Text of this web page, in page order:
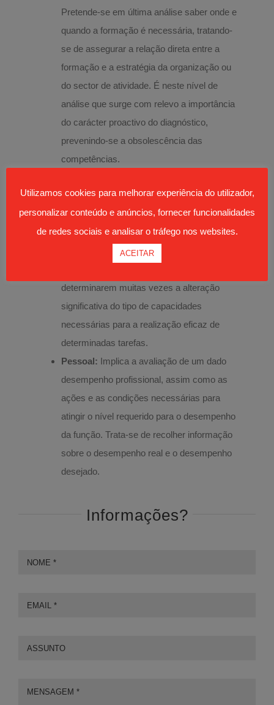
Pretende-se em última análise saber onde e
quando a formação é necessária, tratando-
se de assegurar a relação direta entre a
formação e a estratégia da organização ou
do sector de atividade. É neste nível de
análise que surge com relevo a importância
do carácter proactivo do diagnóstico,
prevenindo-se a obsolescência das
competências.
equipamentos, saberes e competências
necessárias ao desempenho de
determinada função. É relevante neste
âmbito o facto de a introdução de
determinarem muitas vezes a alteração
significativa do tipo de capacidades
necessárias para a realização eficaz de
determinadas tarefas.
Pessoal: Implica a avaliação de um dado
desempenho profissional, assim como as
ações e as condições necessárias para
atingir o nível requerido para o desempenho
da função. Trata-se de recolher informação
sobre o desempenho real e o desempenho
desejado.
Informações?
Utilizamos cookies para melhorar experiência do utilizador,
personalizar conteúdo e anúncios, fornecer funcionalidades
de redes sociais e analisar o tráfego nos websites.
ACEITAR